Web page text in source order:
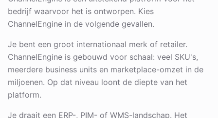
bedrijf waarvoor het is ontworpen. Kies
ChannelEngine in de volgende gevallen.
Je bent een groot internationaal merk of retailer.
ChannelEngine is gebouwd voor schaal: veel SKU's,
meerdere business units en marketplace-omzet in de
miljoenen. Op dat niveau loont de diepte van het
platform.
Je draait een ERP-, PIM- of WMS-landschap. Het